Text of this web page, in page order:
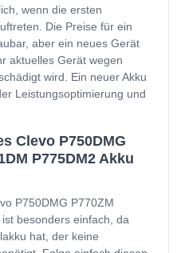
wenn die ersten
Die Preise für ein
aber ein neues Gerät
aktuelles Gerät wegen
wird. Ein neuer Akku
Leistungsoptimierung und
Clevo P750DMG
P775DM2 Akku
P750DMG P770ZM
besonders einfach, da
hat, der keine